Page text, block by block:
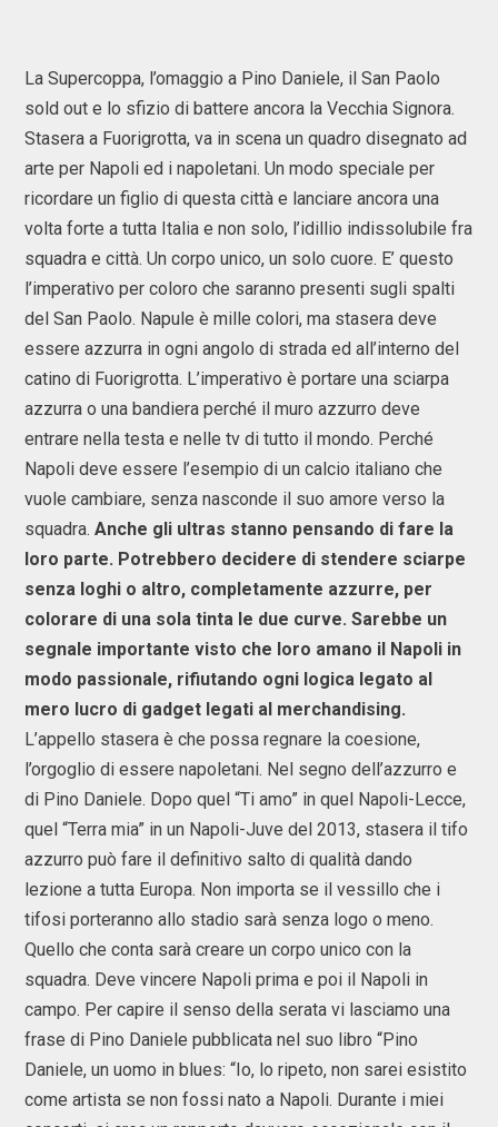
La Supercoppa, l’omaggio a Pino Daniele, il San Paolo
sold out e lo sfizio di battere ancora la Vecchia Signora.
Stasera a Fuorigrotta, va in scena un quadro disegnato ad
arte per Napoli ed i napoletani. Un modo speciale per
ricordare un figlio di questa città e lanciare ancora una
volta forte a tutta Italia e non solo, l’idillio indissolubile fra
squadra e città. Un corpo unico, un solo cuore. E’ questo
l’imperativo per coloro che saranno presenti sugli spalti
del San Paolo. Napule è mille colori, ma stasera deve
essere azzurra in ogni angolo di strada ed all’interno del
catino di Fuorigrotta. L’imperativo è portare una sciarpa
azzurra o una bandiera perché il muro azzurro deve
entrare nella testa e nelle tv di tutto il mondo. Perché
Napoli deve essere l’esempio di un calcio italiano che
vuole cambiare, senza nasconde il suo amore verso la
squadra. Anche gli ultras stanno pensando di fare la
loro parte. Potrebbero decidere di stendere sciarpe
senza loghi o altro, completamente azzurre, per
colorare di una sola tinta le due curve. Sarebbe un
segnale importante visto che loro amano il Napoli in
modo passionale, rifiutando ogni logica legato al
mero lucro di gadget legati al merchandising.
L’appello stasera è che possa regnare la coesione,
l’orgoglio di essere napoletani. Nel segno dell’azzurro e
di Pino Daniele. Dopo quel “Ti amo” in quel Napoli-Lecce,
quel “Terra mia” in un Napoli-Juve del 2013, stasera il tifo
azzurro può fare il definitivo salto di qualità dando
lezione a tutta Europa. Non importa se il vessillo che i
tifosi porteranno allo stadio sarà senza logo o meno.
Quello che conta sarà creare un corpo unico con la
squadra. Deve vincere Napoli prima e poi il Napoli in
campo. Per capire il senso della serata vi lasciamo una
frase di Pino Daniele pubblicata nel suo libro “Pino
Daniele, un uomo in blues: “Io, lo ripeto, non sarei esistito
come artista se non fossi nato a Napoli. Durante i miei